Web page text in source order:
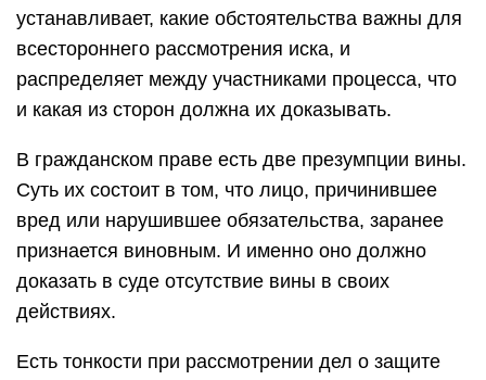
устанавливает, какие обстоятельства важны для
всестороннего рассмотрения иска, и
распределяет между участниками процесса, что
и какая из сторон должна их доказывать.
В гражданском праве есть две презумпции вины.
Суть их состоит в том, что лицо, причинившее
вред или нарушившее обязательства, заранее
признается виновным. И именно оно должно
доказать в суде отсутствие вины в своих
действиях.
Есть тонкости при рассмотрении дел о защите